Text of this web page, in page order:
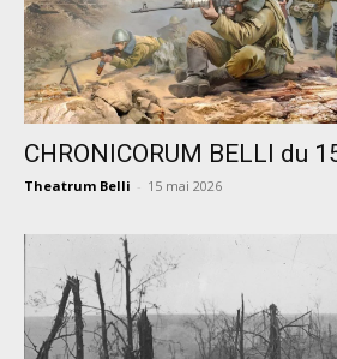
CHRONICORUM BELLI du
Theatrum Belli - 15 mai 2026